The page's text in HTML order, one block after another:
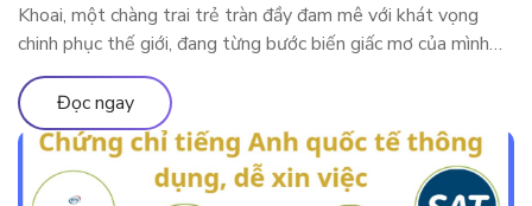
Khoai, một chàng trai trẻ tràn đầy đam mê với khát vọng
chinh phục thế giới, đang từng bước biến giấc mơ của mình
thành hiện thực. Tuy nhiên, thử thách lớn nhất mà anh phải
đối mặt trên hành trình này là tiếng Anh. Với ý chí kiên định,
Khoai đã bắt đầu hành […]
Đọc ngay